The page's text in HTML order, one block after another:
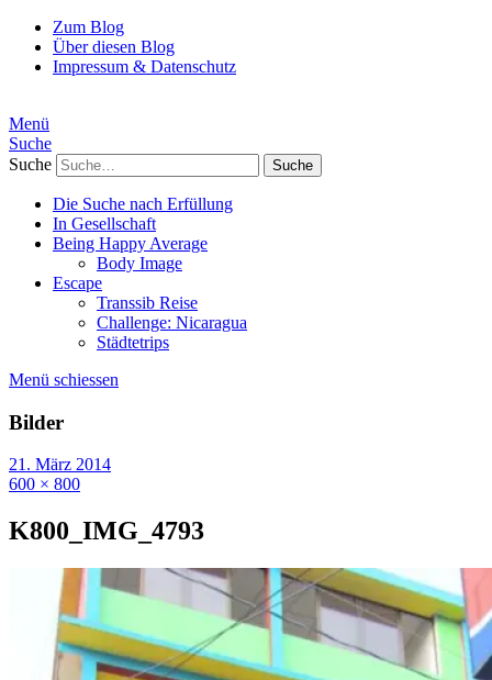
Zum Blog
Über diesen Blog
Impressum & Datenschutz
Menü
Suche
Suche
Die Suche nach Erfüllung
In Gesellschaft
Being Happy Average
Body Image
Escape
Transsib Reise
Challenge: Nicaragua
Städtetrips
Menü schiessen
Bilder
21. März 2014
600 × 800
K800_IMG_4793